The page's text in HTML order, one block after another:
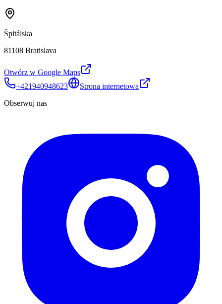
Špitálska
81108 Bratislava
Otwórz w Google Maps
+421940948623
Strona internetowa
Obserwuj nas